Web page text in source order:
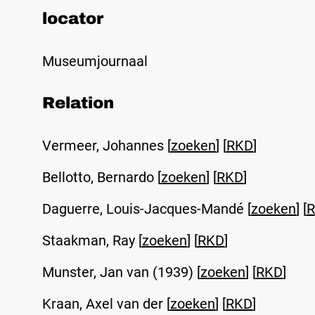
locator
Museumjournaal
Relation
Vermeer, Johannes [zoeken] [RKD]
Bellotto, Bernardo [zoeken] [RKD]
Daguerre, Louis-Jacques-Mandé [zoeken] [
Staakman, Ray [zoeken] [RKD]
Munster, Jan van (1939) [zoeken] [RKD]
Kraan, Axel van der [zoeken] [RKD]